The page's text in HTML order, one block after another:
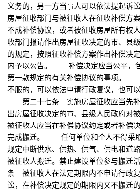
义务的，另一方当事人可以依法提
房屋征收部门与被征收人在征收补偿方
不成补偿协议，或者被征收房屋所有权
收部门报请作出房屋征收决定的市、县
的规定，按照征收补偿方案作出补偿决
内予以公告。 补偿决定应当公平，
第一款规定的有关补偿协议的事项。
不服的，可以依法申请行政复议，也可
第二十七条 实施房屋征收应当
出房屋征收决定的市、县级人民政府对
被征收人应当在补偿协议约定或者补偿
完成搬迁。 任何单位和个人不得采取
规定中断供水、供热、供气、供电和道
被征收人搬迁。禁止建设单位参与搬
条 被征收人在法定期限内不申请行政
讼，在补偿决定规定的期限内又不搬迁